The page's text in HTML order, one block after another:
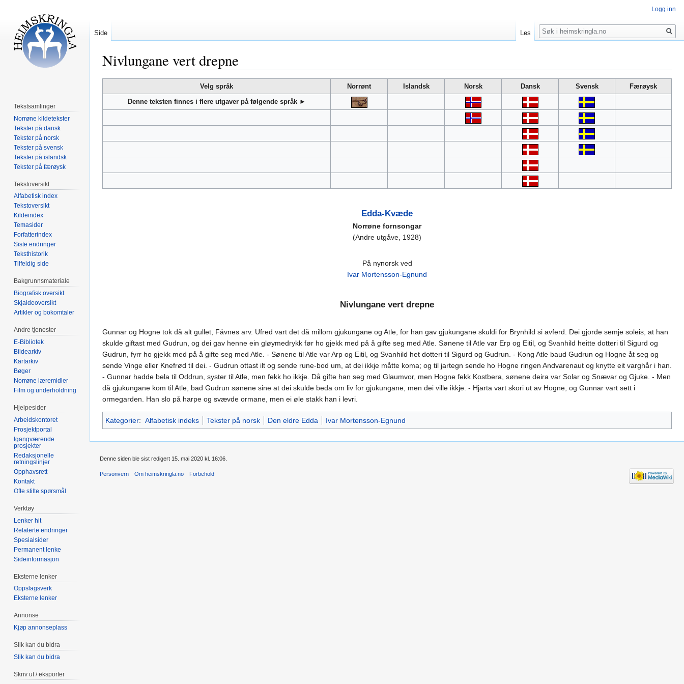
Nivlungane vert drepne
til
navigering
til
Velg språk Norrønt Islandsk Norsk Dansk Svensk
Færøysk
Denne teksten finnes i flere utgaver på følgende språk ►
Edda-Kvæde
Norrøne fornsongar
(Andre utgåve, 1928)
På nynorsk ved
Ivar Mortensson-Egnund
Nivlungane vert drepne
Gunnar og Hogne tok då alt gullet, Fåvnes arv. Ufred vart det då millom gjukungane og Atle, for han gav gjukungane skuldi for Brynhild si avferd. Dei gjorde semje soleis, at han
skulde giftast med Gudrun, og dei gav henne ein gløymedrykk før ho gjekk med på å gifte seg med Atle. Sønene til Atle var Erp og Eitil, og Svanhild heitte dotteri til Sigurd og
Gudrun, fyrr ho gjekk med på å gifte seg med Atle. - Sønene til Atle var Arp og Eitil, og Svanhild het dotteri til Sigurd og Gudrun. - Kong Atle baud Gudrun og Hogne åt seg og
sende Vinge eller Knefrød til dei. - Gudrun ottast ilt og sende rune-bod um, at dei ikkje måtte koma; og til jartegn sende ho Hogne ringen Andvarenaut og knytte eit varghår i han.
- Gunnar hadde bela til Oddrun, syster til Atle, men fekk ho ikkje. Då gifte han seg med Glaumvor, men Hogne fekk Kostbera, sønene deira var Solar og Snævar og Gjuke. - Men
då gjukungane kom til Atle, bad Gudrun sønene sine at dei skulde beda om liv for gjukungane, men dei ville ikkje. - Hjarta vart skori ut av Hogne, og Gunnar vart sett i
ormegarden. Han slo på harpe og svævde ormane, men ei øle stakk han i levri.
Kategorier: Alfabetisk indeks Tekster på norsk Den eldre Edda Ivar Mortensson-Egnund
Logg inn
Side Les
Søk
Tekstsamlinger
Norrøne kildetekster
Tekster på dansk
Tekster på norsk
Tekster på svensk
Tekster på islandsk
Tekster på færøysk
Tekstoversikt
Alfabetisk index
Tekstoversikt
Kildeindex
Temasider
Forfatterindex
Siste endringer
Teksthistorik
Tilfeldig side
Bakgrunnsmateriale
Biografisk oversikt
Skjaldeoversikt
Artikler og bokomtaler
Andre tjenester
E-Bibliotek
Bildearkiv
Kartarkiv
Bøger
Norrøne læremidler
Film og underholdning
Hjelpesider
Arbeidskontoret
Prosjektportal
Igangværende
prosjekter
Redaksjonelle
retningslinjer
Opphavsrett
Kontakt
Ofte stilte spørsmål
Verktøy
Lenker hit
Relaterte endringer
Spesialsider
Permanent lenke
Sideinformasjon
Eksterne lenker
Oppslagsverk
Eksterne lenker
Annonse
Kjøp annonseplass
Slik kan du bidra
Slik kan du bidra
Skriv ut / eksporter
Denne siden ble sist redigert 15. mai 2020 kl. 16:06.
Personvern Om heimskringla.no Forbehold